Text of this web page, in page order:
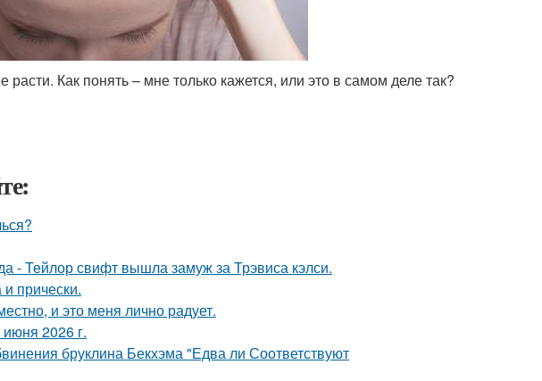
Как понять – мне только кажется, или это в самом деле так?
- Тейлор свифт вышла замуж за Трэвиса кэлси.
прически.
и это меня лично радует.
2026 г.
бруклина Бекхэма "Едва ли Соответствуют